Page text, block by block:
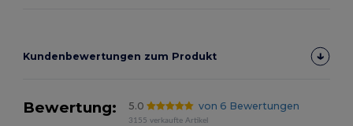
Kundenbewertungen zum Produkt
Bewertung: 5.0 von 6 Bewertungen
3155 verkaufte Artikel